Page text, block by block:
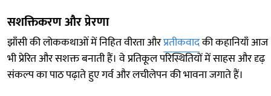
सशक्तिकरण और प्रेरणा
झाँसी की लोककथाओं में निहित वीरता औरप्रतीकवादकी कहानियाँ आज
भी प्रेरित और सशक्त बनाती हैं। वे प्रतिकूल परिस्थितियों में साहस और दृढ़
संकल्प का पाठ पढ़ाते हुए गर्व और लचीलेपन की भावना जगाते हैं।